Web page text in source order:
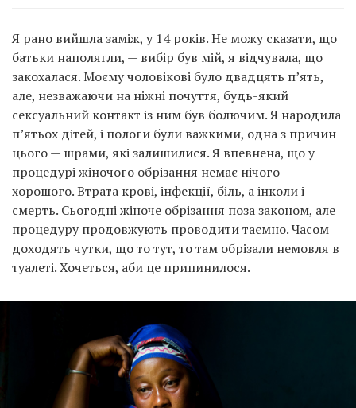
Я рано вийшла заміж, у 14 років. Не можу сказати, що
батьки наполягли, — вибір був мій, я відчувала, що
закохалася. Моєму чоловікові було двадцять п’ять,
але, незважаючи на ніжні почуття, будь-який
сексуальний контакт із ним був болючим. Я народила
п’ятьох дітей, і пологи були важкими, одна з причин
цього — шрами, які залишилися. Я впевнена, що у
процедурі жіночого обрізання немає нічого
хорошого. Втрата крові, інфекції, біль, а інколи і
смерть. Сьогодні жіноче обрізання поза законом, але
процедуру продовжують проводити таємно. Часом
доходять чутки, що то тут, то там обрізали немовля в
туалеті. Хочеться, аби це припинилося.